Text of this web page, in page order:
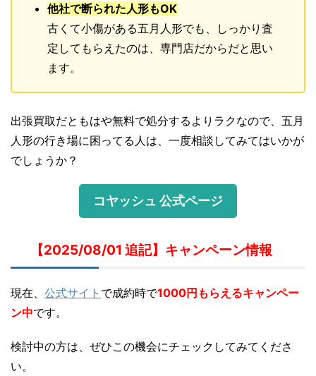
他社で断られた人形もOK
古くて小傷がある五月人形でも、しっかり査
定してもらえたのは、専門店だからだと思い
ます。
出張買取だともはや無料で処分するよりラクなので、五月
人形の行き場に困ってる人は、一度相談してみてはいかが
でしょうか？
コヤッシュ 公式ページ
【2025/08/01 追記】キャンペーン情報
現在、 公式サイト で成約時で1000円もらえるキャンペー
ン中です。
検討中の方は、ぜひこの機会にチェックしてみてくださ
い。